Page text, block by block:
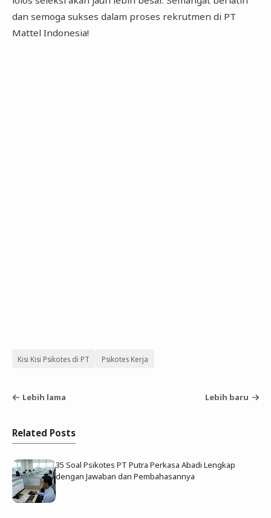
dan semoga sukses dalam proses rekrutmen di PT
Mattel Indonesia!
Kisi Kisi Psikotes di PT Psikotes Kerja
Lebih lama Lebih baru
Related Posts
35 Soal Psikotes PT Putra Perkasa Abadi Lengkap
dengan Jawaban dan Pembahasannya